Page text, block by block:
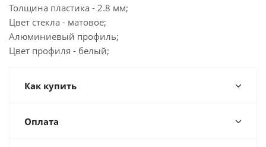
Толщина пластика - 2.8 мм;
Цвет стекла - матовое;
Алюминиевый профиль;
Цвет профиля - белый;
Как купить
Оплата